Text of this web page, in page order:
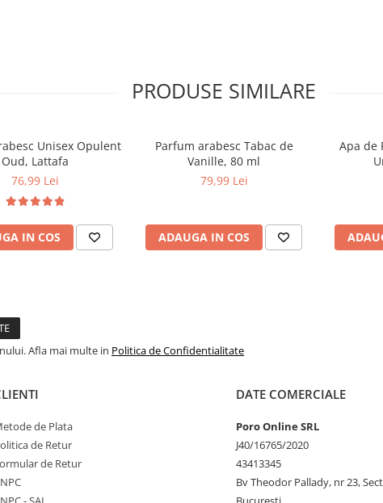
PRODUSE SIMILARE
Unisex Opulent
Oud, Lattafa
76,99 Lei
IN COS
Parfum arabesc Tabac de
Vanille, 80 ml
79,99 Lei
ADAUGA IN COS
Apa de
Afla mai multe in Politica de Confidentialitate
de Plata
de Retur
de Retur
DATE COMERCIALE
Poro Online SRL
J40/16765/2020
43413345
Bv Theodor Pallady, nr 23,